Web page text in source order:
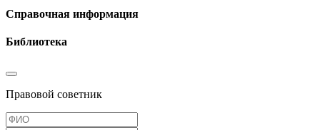
Справочная информация
Библиотека
Правовой советник